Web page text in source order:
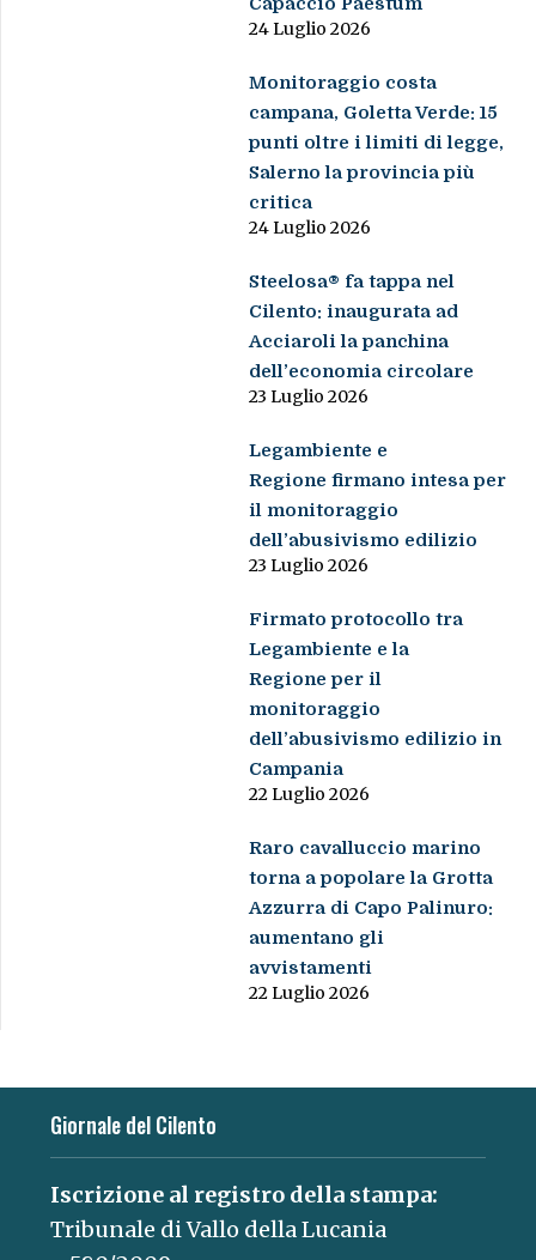
24 Luglio 2026
Monitoraggio costa
campana, Goletta Verde: 15
punti oltre i limiti di legge,
Salerno la provincia più
critica
24 Luglio 2026
Steelosa® fa tappa nel
Cilento: inaugurata ad
Acciaroli la panchina
dell’economia circolare
23 Luglio 2026
Legambiente e
Regione firmano intesa per
il monitoraggio
dell’abusivismo edilizio
23 Luglio 2026
Firmato protocollo tra
Legambiente e la
Regione per il
monitoraggio
dell’abusivismo edilizio in
Campania
22 Luglio 2026
Raro cavalluccio marino
torna a popolare la Grotta
Azzurra di Capo Palinuro:
aumentano gli
avvistamenti
22 Luglio 2026
Giornale del Cilento
Iscrizione al registro della stampa:
Tribunale di Vallo della Lucania